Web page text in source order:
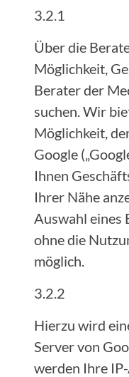
3.2.1
Über die
Möglichkeit,
Berater der
suchen. Wir
Möglichkeit,
Google
Ihnen
Ihrer Nähe
Auswahl eines
ohne die
möglich.
3.2.2
Hierzu wird
Server von
werden Ihre